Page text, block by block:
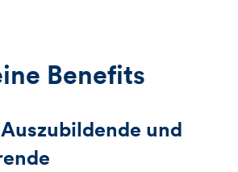
Benefits
und